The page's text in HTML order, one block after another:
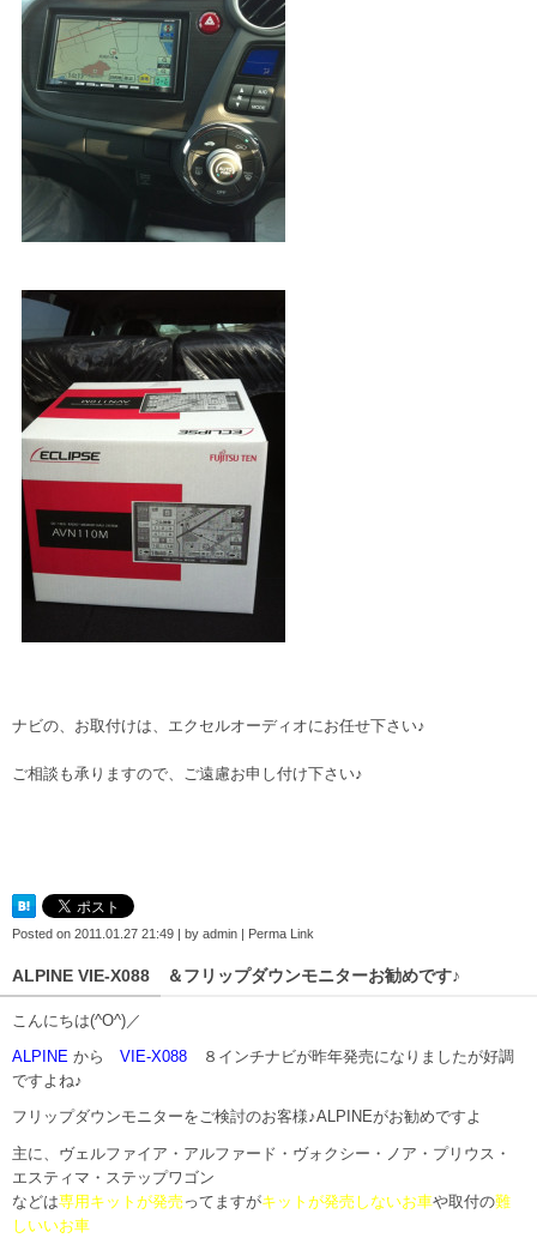
ナビの、お取付けは、エクセルオーディオにお任せ下さい♪
ご相談も承りますので、ご遠慮お申し付け下さい♪
Posted on 2011.01.27 21:49 | by admin | Perma Link
ALPINE VIE-X088 ＆フリップダウンモニターお勧めです♪
こんにちは(^O^)／
ALPINE から VIE-X088 ８インチナビが昨年発売になりましたが好調
ですよね♪
フリップダウンモニターをご検討のお客様♪ALPINEがお勧めですよ
主に、ヴェルファイア・アルファード・ヴォクシー・ノア・プリウス・
エスティマ・ステップワゴン
などは専用キットが発売 ってますがキットが発売しないお車や取付の難
しいいお車